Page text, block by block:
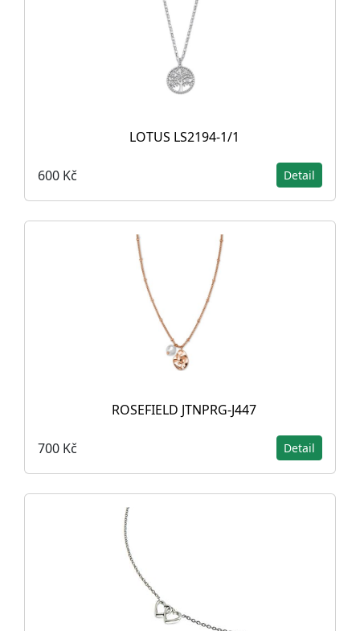
LOTUS LS2194-1/1
600 Kč Detail
ROSEFIELD JTNPRG-J447
700 Kč Detail